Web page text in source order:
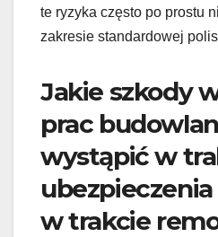
te ryzyka często po prostu
zakresie standardowej
Jakie szkody
prac
wystąpić w
w trakcie